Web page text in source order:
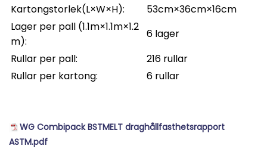
Kartongstorlek(L×W×H):
53cm×36cm×16cm
Lager per pall (1.1m×1.1m×1.2
m):
6 lager
Rullar per pall:
216 rullar
Rullar per kartong:
6 rullar
WG Combipack BSTMELT draghållfasthetsrapport
ASTM.pdf